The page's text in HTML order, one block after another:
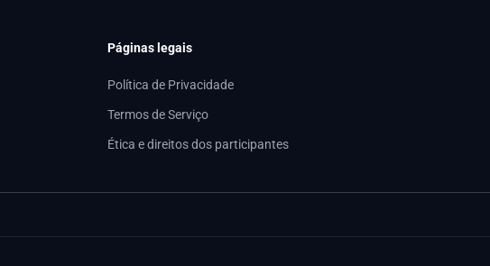
Páginas legais
Política de Privacidade
Termos de Serviço
Ética e direitos dos participantes